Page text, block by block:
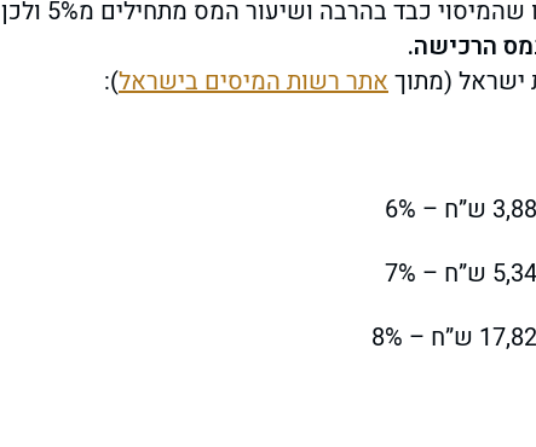
כשתרכשו דירה נוספת (מלבד זו שכבר ברשותכם) תגלו שהמיסוי כבד בהרבה ושיעור המס מתחילים מ5% ולכן
הרכישה.
אתר רשות המיסים בישראל):